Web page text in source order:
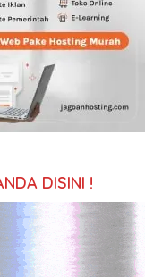
DISINI !